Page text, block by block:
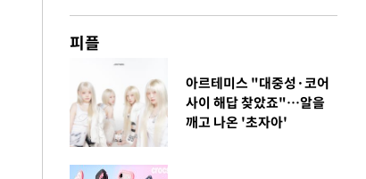
피플
아르테미스 "대중성·코어
사이 해답 찾았죠"…알을
깨고 나온 '초자아'